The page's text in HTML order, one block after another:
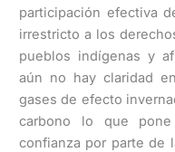
participación efectiva
irrestricto a los
pueblos indígenas y
aún no hay claridad
gases de efecto
carbono lo que
confianza por parte de